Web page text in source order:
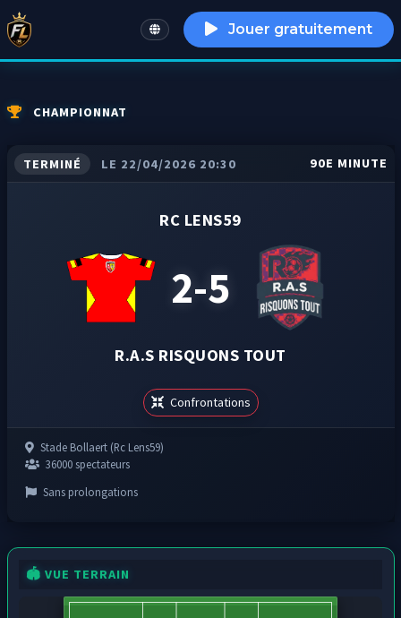
English Jouer gratuitement
CHAMPIONNAT
TERMINÉ LE 22/04/2026 20:30 90E MINUTE
RC LENS59
2-5
R.A.S RISQUONS TOUT
Confrontations
Stade Bollaert (Rc Lens59)
36000 spectateurs
Sans prolongations
🏟️ VUE TERRAIN